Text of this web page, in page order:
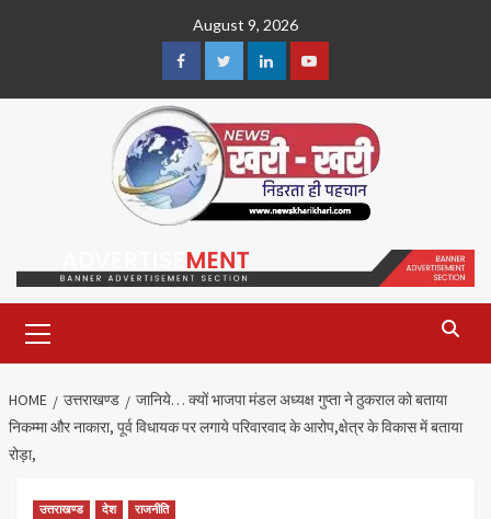
August 9, 2026
FacebookTwitterLinkedinYoutube
Menu
HOME उत्तराखण्ड
जानिये… क्यों भाजपा मंडल अध्यक्ष गुप्ता ने ठुकराल को बताया
निकम्मा और नाकारा, पूर्व विधायक पर लगाये परिवारवाद के आरोप,क्षेत्र के विकास में बताया
रोड़ा,
उत्तराखण्ड देश राजनीति